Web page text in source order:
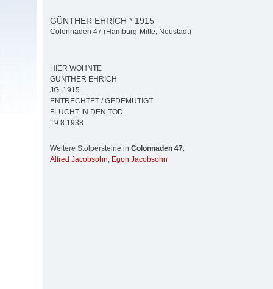
GÜNTHER EHRICH * 1915
Colonnaden 47 (Hamburg-Mitte, Neustadt)
HIER WOHNTE
GÜNTHER EHRICH
JG. 1915
ENTRECHTET / GEDEMÜTIGT
FLUCHT IN DEN TOD
19.8.1938
Weitere Stolpersteine in Colonnaden 47:
Alfred Jacobsohn, Egon Jacobsohn